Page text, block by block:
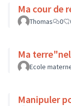
Ma cour de
Thomas 0
Ma
Ecole
Manipuler